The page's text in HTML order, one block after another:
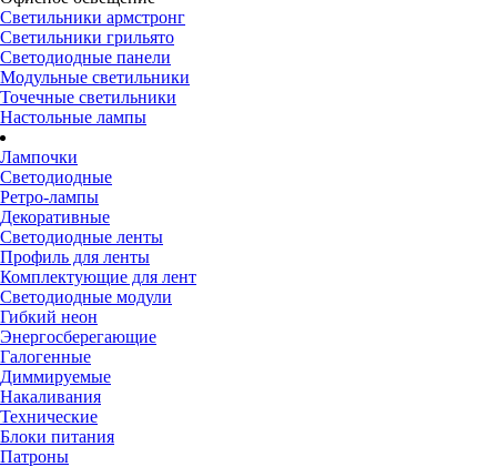
Светильники армстронг
Светильники грильято
Светодиодные панели
Модульные светильники
Точечные светильники
Настольные лампы
Лампочки
Светодиодные
Ретро-лампы
Декоративные
Светодиодные ленты
Профиль для ленты
Комплектующие для лент
Светодиодные модули
Гибкий неон
Энергосберегающие
Галогенные
Диммируемые
Накаливания
Технические
Блоки питания
Патроны